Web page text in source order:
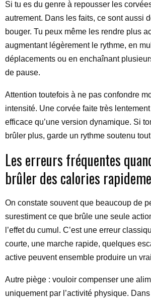
Si tu es du genre à repousser les
autrement. Dans les faits, ce sont aussi
bouger. Tu peux même les rendre plus
augmentant légèrement le rythme, en
déplacements ou en enchaînant
de pause.
Attention toutefois à ne pas confondre
intensité. Une corvée faite très
efficace qu’une version dynamique. Si
brûler plus, garde un rythme soutenu
Les erreurs fréquentes
brûler des calories
On constate souvent que beaucoup de
surestiment ce que brûle une seule
l’effet du cumul. C’est une erreur
courte, une marche rapide, quelques
active peuvent ensemble produire un
Autre piège : vouloir compenser une
uniquement par l’activité physique.